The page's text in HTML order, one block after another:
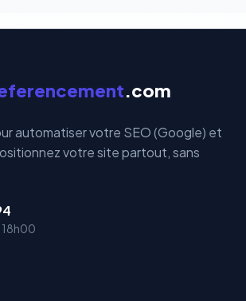
.com
automatiser votre SEO (Google) et
votre site partout, sans
18h00